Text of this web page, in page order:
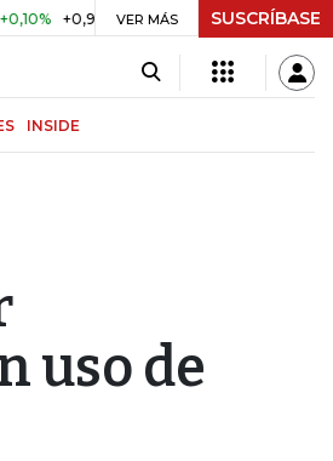
+0,98% UVR $ 416,91 +$ 0,05 +0,01%
VER MÁS SUSCRÍBASE
INSIDE
uso de